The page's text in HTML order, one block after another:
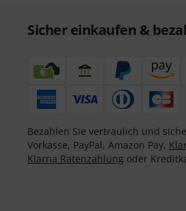
Sicher einkaufen &
Bezahlen Sie vertraulich und
Vorkasse, PayPal, Amazon Pay,
Klarna Ratenzahlung oder